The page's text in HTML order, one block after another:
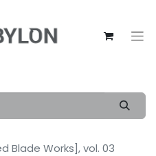
Blade Works], vol. 03